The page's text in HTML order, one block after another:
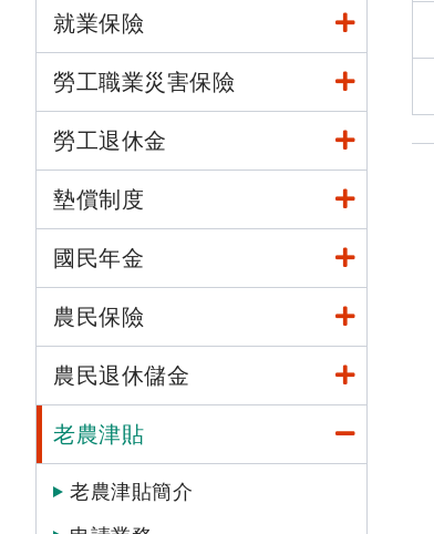
就業保險
勞工職業災害保險
勞工退休金
墊償制度
國民年金
農民保險
農民退休儲金
老農津貼
老農津貼簡介